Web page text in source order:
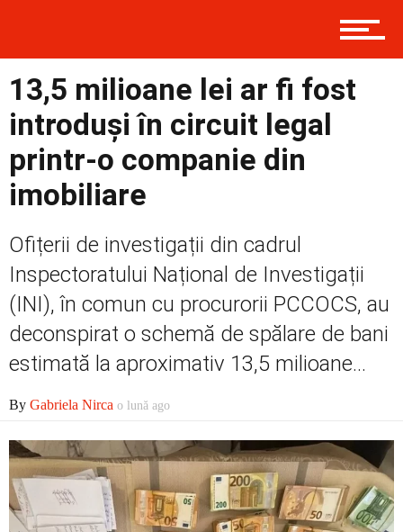
Prima
Social
Contact
13,5 milioane lei ar fi fost
introduși în circuit legal
printr-o companie din
imobiliare
Ofițerii de investigații din cadrul
Inspectoratului Național de Investigații
(INI), în comun cu procurorii PCCOCS, au
deconspirat o schemă de spălare de bani
estimată la aproximativ 13,5 milioane...
By Gabriela Nirca o lună ago